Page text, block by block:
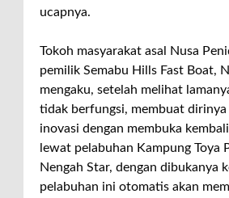
ucapnya.
Tokoh masyarakat asal Nusa
pemilik Semabu Hills Fast Boat,
mengaku, setelah melihat
tidak berfungsi, membuat dirinya
inovasi dengan membuka
lewat pelabuhan Kampung Toya
Nengah Star, dengan dibukanya
pelabuhan ini otomatis akan